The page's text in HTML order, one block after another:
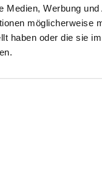
Werbung
möglicherweise
haben oder die sie
KI